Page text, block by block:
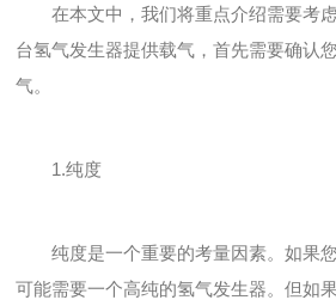
在本文中，我们将重点介绍需要考虑
台氢气发生器提供载气，首先需要确认
气。
1.纯度
纯度是一个重要的考量因素。如果您
可能需要一个高纯的氢气发生器。但如